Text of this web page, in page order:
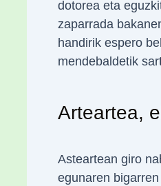
dotorea eta
zaparrada
handirik espero
mendebaldetik
Arteartea,
Asteartean giro
egunaren